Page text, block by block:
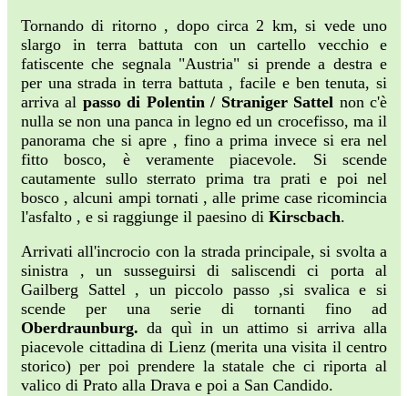
Tornando di ritorno , dopo circa 2 km, si vede uno
slargo in terra battuta con un cartello vecchio e
fatiscente che segnala "Austria" si prende a destra e
per una strada in terra battuta , facile e ben tenuta, si
arriva al passo di Polentin / Straniger Sattel non c'è
nulla se non una panca in legno ed un crocefisso, ma il
panorama che si apre , fino a prima invece si era nel
fitto bosco, è veramente piacevole. Si scende
cautamente sullo sterrato prima tra prati e poi nel
bosco , alcuni ampi tornati , alle prime case ricomincia
l'asfalto , e si raggiunge il paesino di Kirscbach.
Arrivati all'incrocio con la strada principale, si svolta a
sinistra , un susseguirsi di saliscendi ci porta al
Gailberg Sattel , un piccolo passo ,si svalica e si
scende per una serie di tornanti fino ad
Oberdraunburg. da quì in un attimo si arriva alla
piacevole cittadina di Lienz (merita una visita il centro
storico) per poi prendere la statale che ci riporta al
valico di Prato alla Drava e poi a San Candido.